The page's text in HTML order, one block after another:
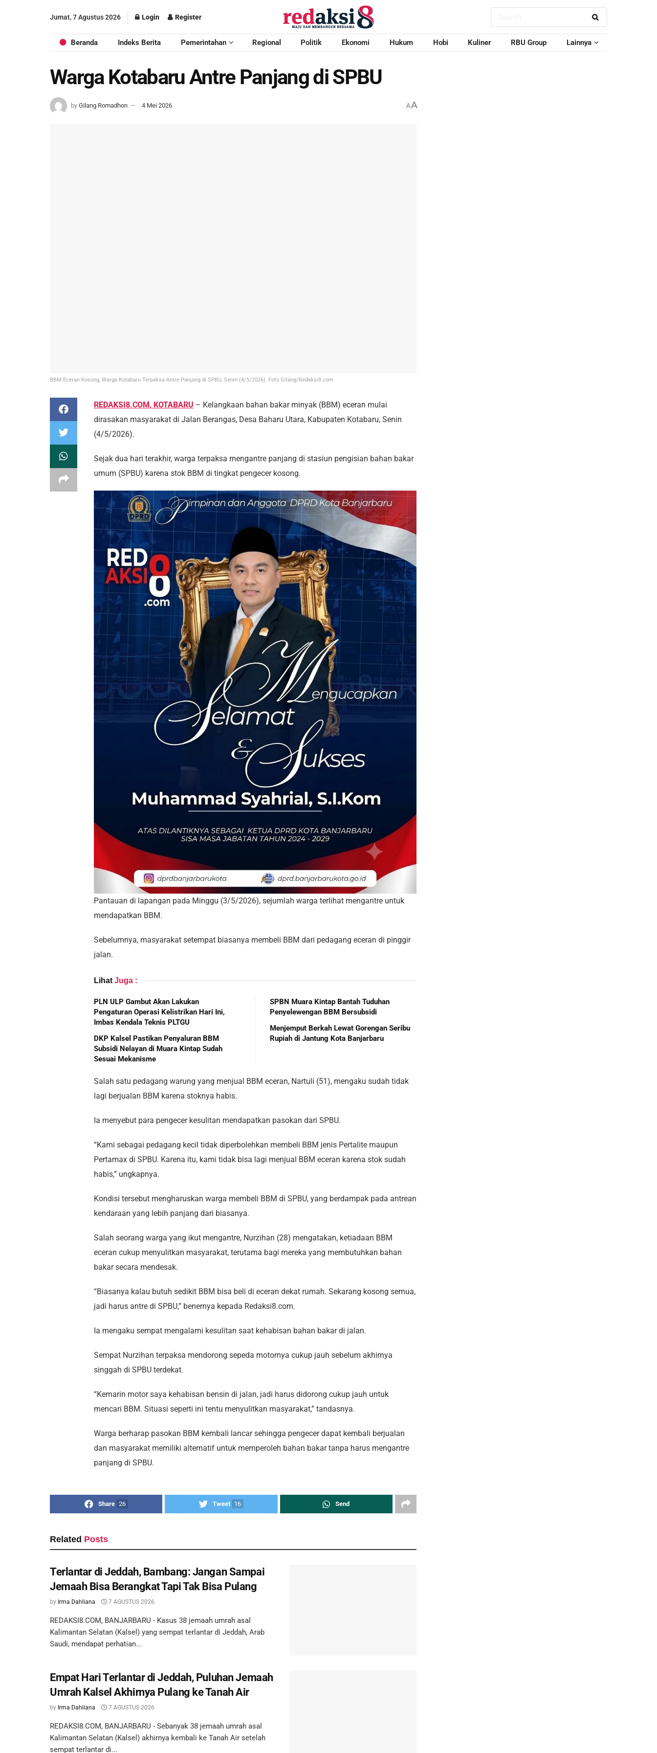
Jumat, 7 Agustus 2026 Login Register
Beranda Indeks Berita Pemerintahan Regional Politik Ekonomi Hukum Hobi Kuliner RBU Group Lainnya
Warga Kotabaru Antre Panjang di SPBU
by Gilang Romadhon 4 Mei 2026 AA
BBM Eceran Kosong, Warga Kotabaru Terpaksa Antre Panjang di SPBU, Senin (4/5/2026). Foto Gilang/Redaksi8.com
REDAKSI8.COM, KOTABARU – Kelangkaan bahan bakar minyak (BBM) eceran mulai
dirasakan masyarakat di Jalan Berangas, Desa Baharu Utara, Kabupaten Kotabaru, Senin
(4/5/2026).
Sejak dua hari terakhir, warga terpaksa mengantre panjang di stasiun pengisian bahan bakar
umum (SPBU) karena stok BBM di tingkat pengecer kosong.
Pantauan di lapangan pada Minggu (3/5/2026), sejumlah warga terlihat mengantre untuk
mendapatkan BBM.
Sebelumnya, masyarakat setempat biasanya membeli BBM dari pedagang eceran di pinggir
jalan.
Lihat Juga :
PLN ULP Gambut Akan Lakukan
Pengaturan Operasi Kelistrikan Hari Ini,
Imbas Kendala Teknis PLTGU
DKP Kalsel Pastikan Penyaluran BBM
Subsidi Nelayan di Muara Kintap Sudah
Sesuai Mekanisme
SPBN Muara Kintap Bantah Tuduhan
Penyelewengan BBM Bersubsidi
Menjemput Berkah Lewat Gorengan Seribu
Rupiah di Jantung Kota Banjarbaru
Salah satu pedagang warung yang menjual BBM eceran, Nartuli (51), mengaku sudah tidak
lagi berjualan BBM karena stoknya habis.
Ia menyebut para pengecer kesulitan mendapatkan pasokan dari SPBU.
“Kami sebagai pedagang kecil tidak diperbolehkan membeli BBM jenis Pertalite maupun
Pertamax di SPBU. Karena itu, kami tidak bisa lagi menjual BBM eceran karena stok sudah
habis,” ungkapnya.
Kondisi tersebut mengharuskan warga membeli BBM di SPBU, yang berdampak pada antrean
kendaraan yang lebih panjang dari biasanya.
Salah seorang warga yang ikut mengantre, Nurzihan (28) mengatakan, ketiadaan BBM
eceran cukup menyulitkan masyarakat, terutama bagi mereka yang membutuhkan bahan
bakar secara mendesak.
“Biasanya kalau butuh sedikit BBM bisa beli di eceran dekat rumah. Sekarang kosong semua,
jadi harus antre di SPBU,” benernya kepada Redaksi8.com.
Ia mengaku sempat mengalami kesulitan saat kehabisan bahan bakar di jalan.
Sempat Nurzihan terpaksa mendorong sepeda motornya cukup jauh sebelum akhirnya
singgah di SPBU terdekat.
“Kemarin motor saya kehabisan bensin di jalan, jadi harus didorong cukup jauh untuk
mencari BBM. Situasi seperti ini tentu menyulitkan masyarakat,” tandasnya.
Warga berharap pasokan BBM kembali lancar sehingga pengecer dapat kembali berjualan
dan masyarakat memiliki alternatif untuk memperoleh bahan bakar tanpa harus mengantre
panjang di SPBU.
Share 26 Tweet 16 Send
Related Posts
Terlantar di Jeddah, Bambang: Jangan Sampai
Jemaah Bisa Berangkat Tapi Tak Bisa Pulang
by Irma Dahliana 7 AGUSTUS 2026
REDAKSI8.COM, BANJARBARU - Kasus 38 jemaah umrah asal
Kalimantan Selatan (Kalsel) yang sempat terlantar di Jeddah, Arab
Saudi, mendapat perhatian...
Empat Hari Terlantar di Jeddah, Puluhan Jemaah
Umrah Kalsel Akhirnya Pulang ke Tanah Air
by Irma Dahliana 7 AGUSTUS 2026
REDAKSI8.COM, BANJARBARU - Sebanyak 38 jemaah umrah asal
Kalimantan Selatan (Kalsel) akhirnya kembali ke Tanah Air setelah
sempat terlantar di...